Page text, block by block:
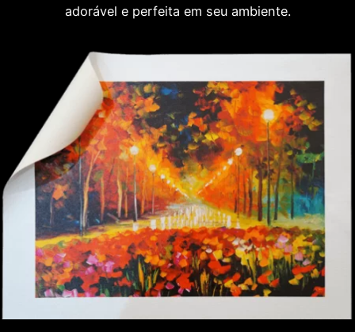
adorável e perfeita em seu ambiente.